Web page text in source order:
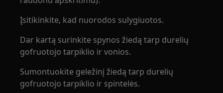
Įsitikinkite, kad nuorodos sulygiuotos.
Dar kartą surinkite spynos žiedą tarp durelių
gofruotojo tarpiklio ir vonios.
Sumontuokite geležinį žiedą tarp durelių
gofruotojo tarpiklio ir spintelės.